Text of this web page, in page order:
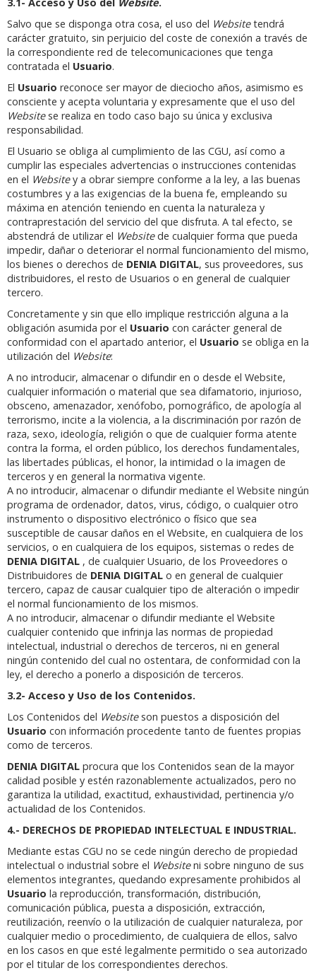
Salvo que se disponga otra cosa, el uso del Websitetendrá
carácter gratuito, sin perjuicio del coste de conexión a través de
la correspondiente red de telecomunicaciones que tenga
contratada el Usuario.
El Usuario reconoce ser mayor de dieciocho años, asimismo es
consciente y acepta voluntaria y expresamente que el uso del
Website se realiza en todo caso bajo su única y exclusiva
responsabilidad.
El Usuario se obliga al cumplimiento de las CGU, así como a
cumplir las especiales advertencias o instrucciones contenidas
en el Websitey a obrar siempre conforme a la ley, a las buenas
costumbres y a las exigencias de la buena fe, empleando su
máxima en atención teniendo en cuenta la naturaleza y
contraprestación del servicio del que disfruta. A tal efecto, se
abstendrá de utilizar el Websitede cualquier forma que pueda
impedir, dañar o deteriorar el normal funcionamiento del mismo,
los bienes o derechos de DENIA DIGITAL, sus proveedores, sus
distribuidores, el resto de Usuarios o en general de cualquier
tercero.
Concretamente y sin que ello implique restricción alguna a la
obligación asumida por el Usuario con carácter general de
conformidad con el apartado anterior, el Usuario se obliga en la
utilización del Website:
A no introducir, almacenar o difundir en o desde el Website,
cualquier información o material que sea difamatorio, injurioso,
obsceno, amenazador, xenófobo, pornográfico, de apología al
terrorismo, incite a la violencia, a la discriminación por razón de
raza, sexo, ideología, religión o que de cualquier forma atente
contra la forma, el orden público, los derechos fundamentales,
las libertades públicas, el honor, la intimidad o la imagen de
terceros y en general la normativa vigente.
A no introducir, almacenar o difundir mediante el Website ningún
programa de ordenador, datos, virus, código, o cualquier otro
instrumento o dispositivo electrónico o físico que sea
susceptible de causar daños en el Website, en cualquiera de los
servicios, o en cualquiera de los equipos, sistemas o redes de
DENIA DIGITAL , de cualquier Usuario, de los Proveedores o
Distribuidores de DENIA DIGITAL o en general de cualquier
tercero, capaz de causar cualquier tipo de alteración o impedir
el normal funcionamiento de los mismos.
A no introducir, almacenar o difundir mediante el Website
cualquier contenido que infrinja las normas de propiedad
intelectual, industrial o derechos de terceros, ni en general
ningún contenido del cual no ostentara, de conformidad con la
ley, el derecho a ponerlo a disposición de terceros.
3.2- Acceso y Uso de los Contenidos.
Los Contenidos del Websiteson puestos a disposición del
Usuario con información procedente tanto de fuentes propias
como de terceros.
DENIA DIGITAL procura que los Contenidos sean de la mayor
calidad posible y estén razonablemente actualizados, pero no
garantiza la utilidad, exactitud, exhaustividad, pertinencia y/o
actualidad de los Contenidos.
4.- DERECHOS DE PROPIEDAD INTELECTUAL E INDUSTRIAL.
Mediante estas CGU no se cede ningún derecho de propiedad
intelectual o industrial sobre el Websiteni sobre ninguno de sus
elementos integrantes, quedando expresamente prohibidos al
Usuario la reproducción, transformación, distribución,
comunicación pública, puesta a disposición, extracción,
reutilización, reenvío o la utilización de cualquier naturaleza, por
cualquier medio o procedimiento, de cualquiera de ellos, salvo
en los casos en que esté legalmente permitido o sea autorizado
por el titular de los correspondientes derechos.